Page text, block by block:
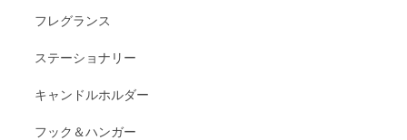
フレグランス
ステーショナリー
キャンドルホルダー
フック＆ハンガー